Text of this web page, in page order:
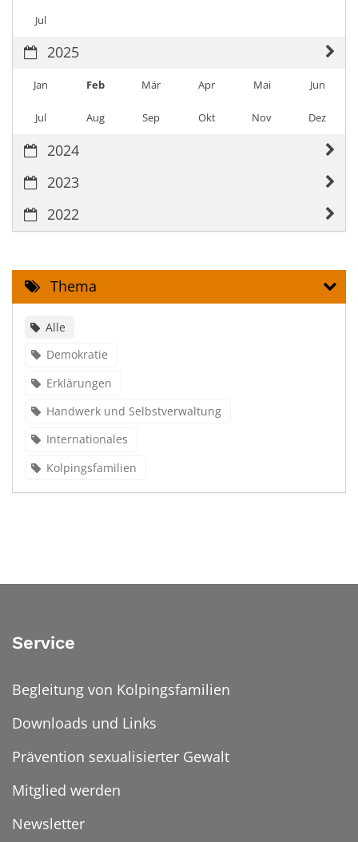
Jul
2025
Jan Feb Mär Apr Mai Jun
Jul Aug Sep Okt Nov Dez
2024
2023
2022
Thema
Alle
Demokratie
Erklärungen
Handwerk und Selbstverwaltung
Internationales
Kolpingsfamilien
Service
Begleitung von Kolpingsfamilien
Downloads und Links
Prävention sexualisierter Gewalt
Mitglied werden
Newsletter